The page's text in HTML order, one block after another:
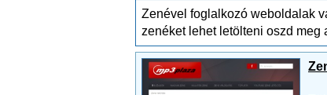
Zenével foglalkozó weboldalak
zenéket lehet letölteni oszd meg